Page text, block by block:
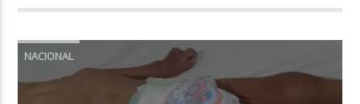
NACIONAL